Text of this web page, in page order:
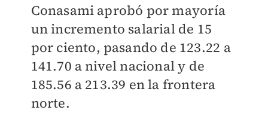
Conasami aprobó por mayoría
un incremento salarial de 15
por ciento, pasando de 123.22 a
141.70 a nivel nacional y de
185.56 a 213.39 en la frontera
norte.